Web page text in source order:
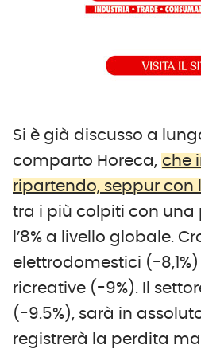
Si è già discusso a
comparto Horeca, che
ripartendo, seppur con
tra i più colpiti con una
l’8% a livello globale.
elettrodomestici (-
ricreative (-9%). Il
(-9.5%), sarà in
registrerà la perdita